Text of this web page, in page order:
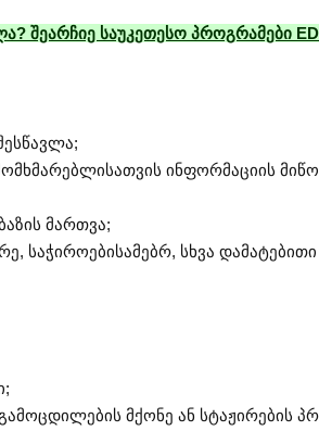
შეარჩიე საუკეთესო პროგრამები
ინფორმაციის
მართვა;
საჭიროებისამებრ, სხვა
მქონე ან სტაჟირების